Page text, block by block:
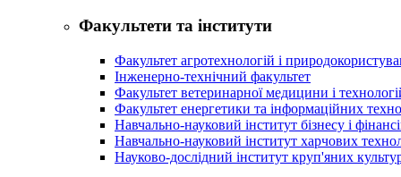
Факультети та інститути
Факультет агротехнологій і
Інженерно-технічний факультет
Факультет ветеринарної медицини і
Факультет енергетики та інформаційних
Навчально-науковий інститут бізнесу і
Навчально-науковий інститут харчових
Науково-дослідний інститут круп'яних